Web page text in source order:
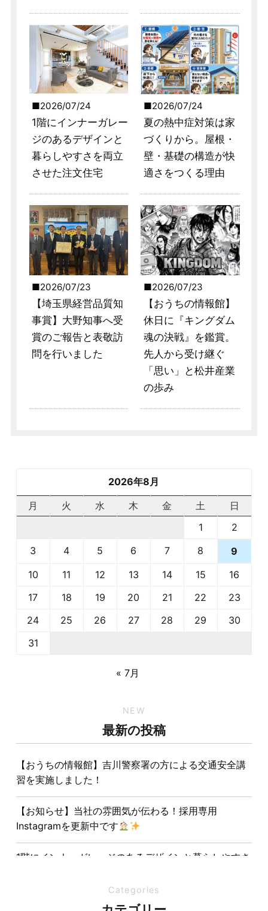
2026/07/24
1階にインナーガレー
ジのあるデザインと
暮らしやすさを両立
させた注文住宅
2026/07/24
夏の熱中症対策は家
づくりから。屋根・
壁・基礎の構造が快
適さをつくる理由
2026/07/23
【埼玉県経営品質知
事賞】大野知事へ受
賞のご報告と表敬訪
問を行いました
2026/07/23
【おうちの情報館】
休日に『キングダム
魂の決戦』を鑑賞。
先人から受け継ぐ
「思い」と松井産業
の歩み
2026年8月
月
火 水 木 金 土
日
1
2
3
4 5 6 7 8
9
10
11 12 13 14 15
16
17
18 19 20 21 22
23
24
25 26 27 28 29
30
31
« 7月
NEW
最新の投稿
【おうちの情報館】吉川警察署の方による交通安全講
習を実施しました！
【お知らせ】当社の雰囲気が伝わる！採用専用
Instagramを更新中です
1階にインナーガレージのあるデザインと暮らしやすさ
夏の熱中症対策は家づくりから。屋根・壁・基礎の構
Categories